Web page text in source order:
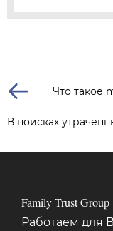
Что такое
В поисках
Family Trust Group
Работаем для